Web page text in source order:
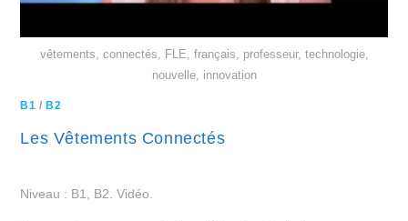
vêtements, connectés, FLE, français, professeur, technologie,
nouvelle, innovation
B1 / B2
Les Vêtements Connectés
Niveau : B1, B2. Vidéo.